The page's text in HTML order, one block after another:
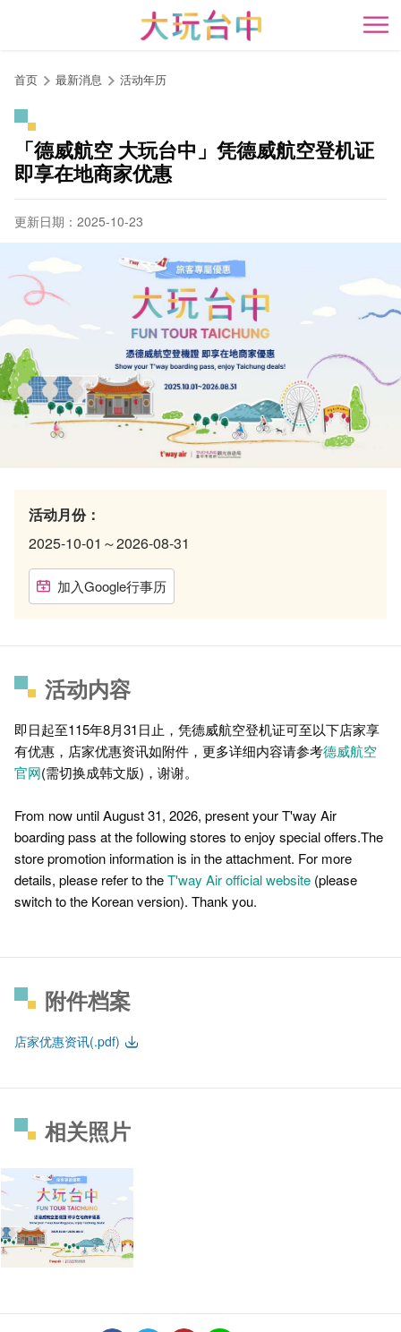
开
首页 最新消息 活动年历
「德威航空 大玩台中」凭德威航空登机证
即享在地商家优惠
更新日期：2025-10-23
活动月份：
2025-10-01～2026-08-31
加入Google行事历
活动内容
即日起至115年8月31日止，凭德威航空登机证可至以下店家享
有优惠，店家优惠资讯如附件，更多详细内容请参考德威航空
官网(需切换成韩文版)，谢谢。
From now until August 31, 2026, present your T'way Air
boarding pass at the following stores to enjoy special offers.The
store promotion information is in the attachment. For more
details, please refer to theT'way Air official website (please
switch to the Korean version). Thank you.
附件档案
店家优惠资讯(.pdf)
相关照片